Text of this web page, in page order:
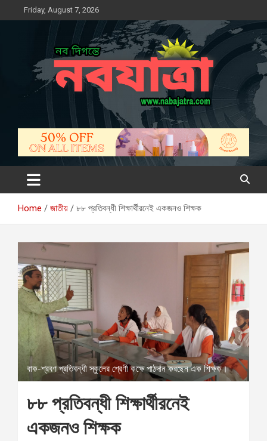
to
Friday, August 7, 2026
নবযাত্রা
সম্ভাবনার নতুন দিগন্ত
Home জাতীয় ৮৮ প্রতিবন্ধী শিক্ষার্থীরনেই একজনও শিক্ষক
বাক-শ্রবণ প্রতিবন্ধী স্কুলের শ্রেণী কক্ষে পাঠদান করছেন এক শিক্ষক।
৮৮ প্রতিবন্ধী শিক্ষার্থীরনেই
একজনও শিক্ষক